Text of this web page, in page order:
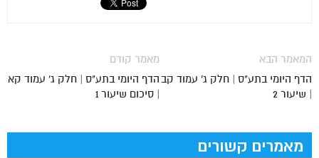
מאמר קודם
הדף היומי בתע"ס | חלק ג' עמוד קא
| סיכום שיעור 1
המאמר הבא
הדף היומי בתע"ס | חלק ג' עמוד קב
| שיעור 2
מאמרים קשורים